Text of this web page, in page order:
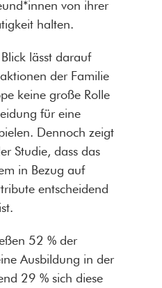
von ihrer
halten.
lässt darauf
der Familie
keine große Rolle
für eine
Dennoch zeigt
Studie, dass das
in Bezug auf
entscheidend
ist.
52 % der
Ausbildung in der
29 % sich diese